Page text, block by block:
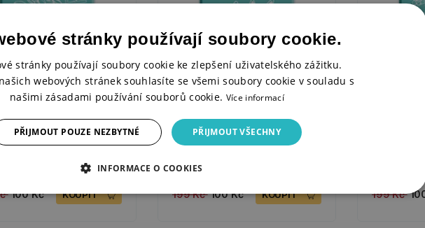
razítko - Je to kluk!
100 Kč KOUPIT
Dřevěné razítko - Králičí rodinka
199 Kč 100 Kč KOUPIT
Dřevěné
199 Kč
stránky používají soubory cookie.
stránky používají soubory cookie ke zlepšení uživatelského zážitku.
webových stránek souhlasíte se všemi soubory cookie v souladu s
našimi zásadami používání souborů cookie. Více informací
PŘIJMOUT VŠECHNY
PŘIJMOUT POUZE NEZBYTNÉ
INFORMACE O COOKIES